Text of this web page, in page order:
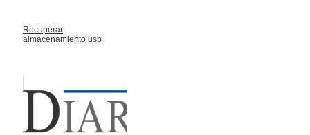
Recuperar
almacenamiento usb